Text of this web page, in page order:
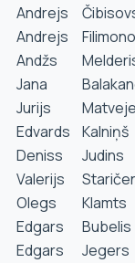
Andrejs
Andrejs
Andžs
Jana
Jurijs
Edvards
Kalniņš
Deniss
Judins
Valerijs
Olegs
Klamts
Edgars
Bubelis
Edgars
Jegers